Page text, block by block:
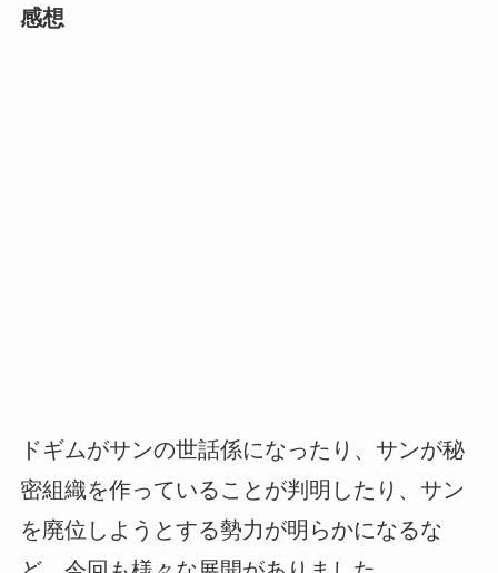
感想
ドギムがサンの世話係になったり、サンが秘
密組織を作っていることが判明したり、サン
を廃位しようとする勢力が明らかになるな